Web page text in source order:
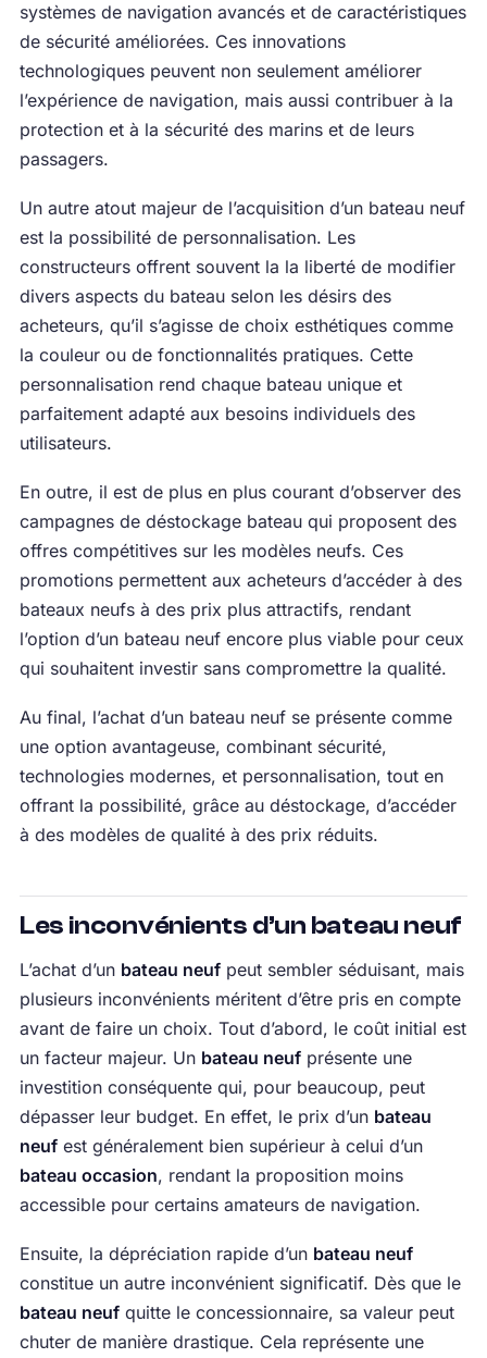
systèmes de navigation avancés et de caractéristiques
de sécurité améliorées. Ces innovations
technologiques peuvent non seulement améliorer
l’expérience de navigation, mais aussi contribuer à la
protection et à la sécurité des marins et de leurs
passagers.
Un autre atout majeur de l’acquisition d’un bateau neuf
est la possibilité de personnalisation. Les
constructeurs offrent souvent la la liberté de modifier
divers aspects du bateau selon les désirs des
acheteurs, qu’il s’agisse de choix esthétiques comme
la couleur ou de fonctionnalités pratiques. Cette
personnalisation rend chaque bateau unique et
parfaitement adapté aux besoins individuels des
utilisateurs.
En outre, il est de plus en plus courant d’observer des
campagnes de déstockage bateau qui proposent des
offres compétitives sur les modèles neufs. Ces
promotions permettent aux acheteurs d’accéder à des
bateaux neufs à des prix plus attractifs, rendant
l’option d’un bateau neuf encore plus viable pour ceux
qui souhaitent investir sans compromettre la qualité.
Au final, l’achat d’un bateau neuf se présente comme
une option avantageuse, combinant sécurité,
technologies modernes, et personnalisation, tout en
offrant la possibilité, grâce au déstockage, d’accéder
à des modèles de qualité à des prix réduits.
Les inconvénients d’un bateau neuf
L’achat d’un bateau neufpeut sembler séduisant, mais
plusieurs inconvénients méritent d’être pris en compte
avant de faire un choix. Tout d’abord, le coût initial est
un facteur majeur. Un bateau neufprésente une
investition conséquente qui, pour beaucoup, peut
dépasser leur budget. En effet, le prix d’un bateau
neufest généralement bien supérieur à celui d’un
bateau occasion, rendant la proposition moins
accessible pour certains amateurs de navigation.
Ensuite, la dépréciation rapide d’un bateau neuf
constitue un autre inconvénient significatif. Dès que le
bateau neufquitte le concessionnaire, sa valeur peut
chuter de manière drastique. Cela représente une